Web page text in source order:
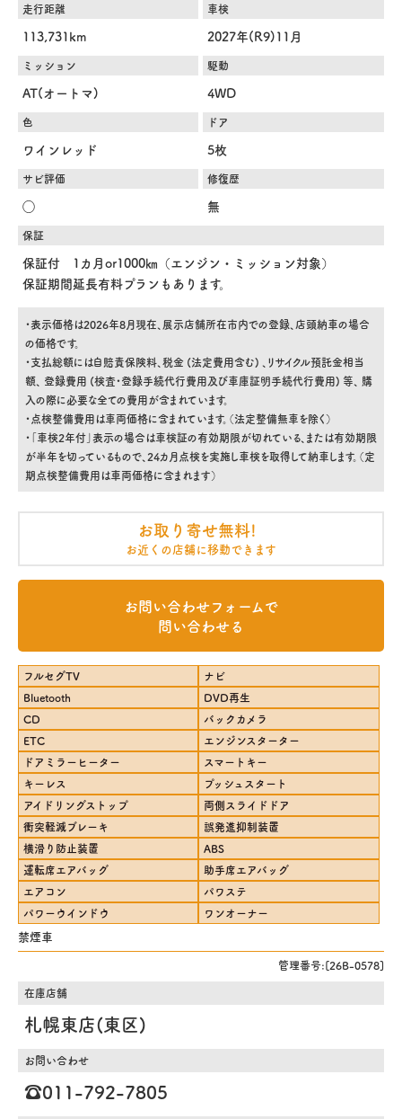
走行距離
113,731km
車検
2027年(R9)11月
ミッション
AT(オートマ)
駆動
4WD
色
ワインレッド
ドア
5枚
サビ評価
◯
修復歴
無
保証
保証付 1カ月or1000㎞（エンジン・ミッション対象）
保証期間延長有料プランもあります。
・表示価格は2026年8月現在、展示店舗所在市内での登録、店頭納車の場合
の価格です。
・支払総額には自賠責保険料、税金 (法定費用含む) 、リサイクル預託金相当
額、 登録費用 (検査・登録手続代行費用及び車庫証明手続代行費用) 等、 購
入の際に必要な全ての費用が含まれています。
・点検整備費用は車両価格に含まれています。（法定整備無車を除く）
・「車検2年付」表示の場合は車検証の有効期限が切れている、または有効期限
が半年を切っているもので、24カ月点検を実施し車検を取得して納車します。（定
期点検整備費用は車両価格に含まれます）
お取り寄せ無料!
お近くの店舗に移動できます
お問い合わせフォームで
問い合わせる
フルセグTV
ナビ
Bluetooth
DVD再生
CD
バックカメラ
ETC
エンジンスターター
ドアミラーヒーター
スマートキー
キーレス
プッシュスタート
アイドリングストップ
両側スライドドア
衝突軽減ブレーキ
誤発進抑制装置
横滑り防止装置
ABS
運転席エアバッグ
助手席エアバッグ
エアコン
パワステ
パワーウインドウ
ワンオーナー
禁煙車
管理番号:[26B-0578]
在庫店舗
札幌東店(東区)
お問い合わせ
☎️011-792-7805